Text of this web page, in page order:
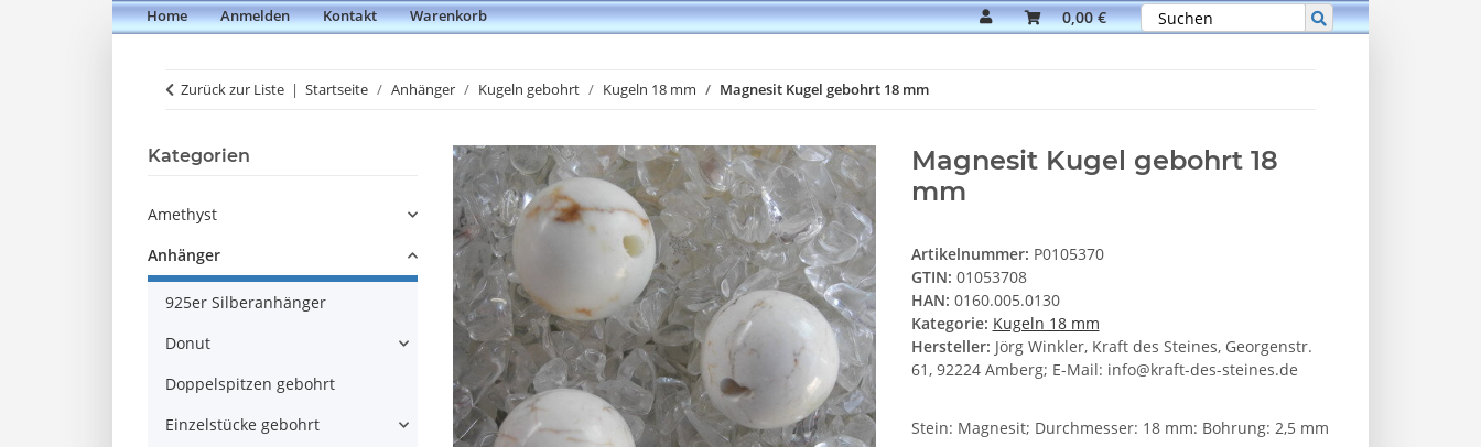
Home Anmelden Kontakt Warenkorb 0,00 €
Zurück zur Liste Startseite Anhänger Kugeln gebohrt Kugeln 18 mm Magnesit Kugel gebohrt 18 mm
Magnesit Kugel gebohrt 18
mm
Artikelnummer: P0105370
GTIN: 01053708
HAN: 0160.005.0130
Kategorie: Kugeln 18 mm
Hersteller: Jörg Winkler, Kraft des Steines, Georgenstr.
61, 92224 Amberg; E-Mail: info@kraft-des-steines.de
Stein: Magnesit; Durchmesser: 18 mm: Bohrung: 2,5 mm
Kategorien
Amethyst
Anhänger
925er Silberanhänger
Donut
Doppelspitzen gebohrt
Einzelstücke gebohrt